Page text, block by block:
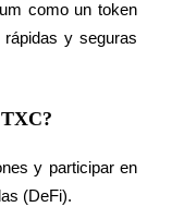
como un token
y seguras
y participar en
(DeFi).